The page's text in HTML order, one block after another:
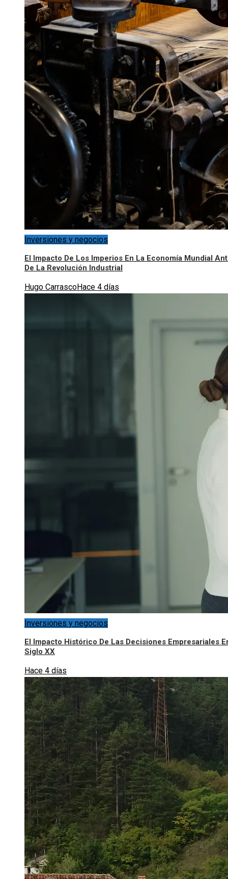
Inversiones y negocios
El Impacto De Los Imperios En La Economía Mundial
De La Revolución Industrial
Hugo CarrascoHace 4 días
Inversiones y negocios
El Impacto Histórico De Las Decisiones Empresariales
Siglo XX
Hace 4 días